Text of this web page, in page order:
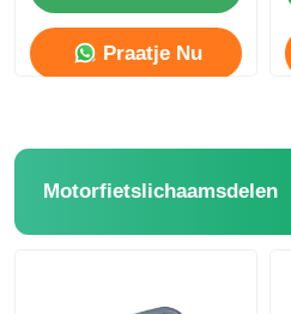
Praatje Nu
Motorfietslichaamsdelen